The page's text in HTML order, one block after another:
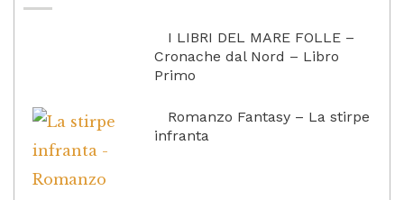
I LIBRI DEL MARE FOLLE –
Cronache dal Nord – Libro
Primo
Romanzo Fantasy – La stirpe
infranta